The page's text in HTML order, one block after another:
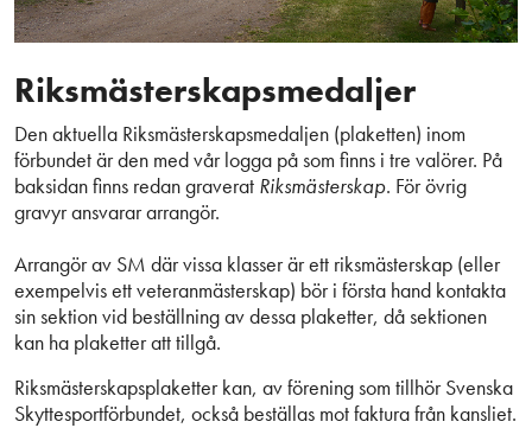
Riksmästerskapsmedaljer
Den aktuella Riksmästerskapsmedaljen (plaketten) inom
förbundet är den med vår logga på som finns i tre valörer. På
baksidan finns redan graverat Riksmästerskap. För övrig
gravyr ansvarar arrangör.
Arrangör av SM där vissa klasser är ett riksmästerskap (eller
exempelvis ett veteranmästerskap) bör i första hand kontakta
sin sektion vid beställning av dessa plaketter, då sektionen
kan ha plaketter att tillgå.
Riksmästerskapsplaketter kan, av förening som tillhör Svenska
Skyttesportförbundet, också beställas mot faktura från kansliet.